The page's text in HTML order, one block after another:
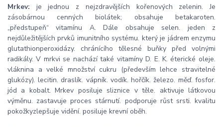
Mrkev: je jednou z nejzdravějších kořenových zelenin. Je
zásobárnou cenných biolátek; obsahuje betakaroten.
„předstupeň“ vitamínu A. Dále obsahuje selen. jeden z
nejdůležitějších prvků imunitního systému. který je jádrem enzymu
glutathionperoxidázy. chránícího tělesné buňky před volnými
radikály. V mrkvi se nachází také vitamíny D. E. K. éterické oleje.
vláknina a velké množství cukru (především lehce stravitelné
glukózy). lecitin. draslík. vápník. vodík. hořčík. železo. měď. fosfor.
jód a kobalt. Mrkev posiluje sliznice v těle. aktivuje látkovou
výměnu. zastavuje proces stárnutí. podporuje růst srsti. kvalitu
pokožkyzlepšuje vidění. posiluje krevní oběh.